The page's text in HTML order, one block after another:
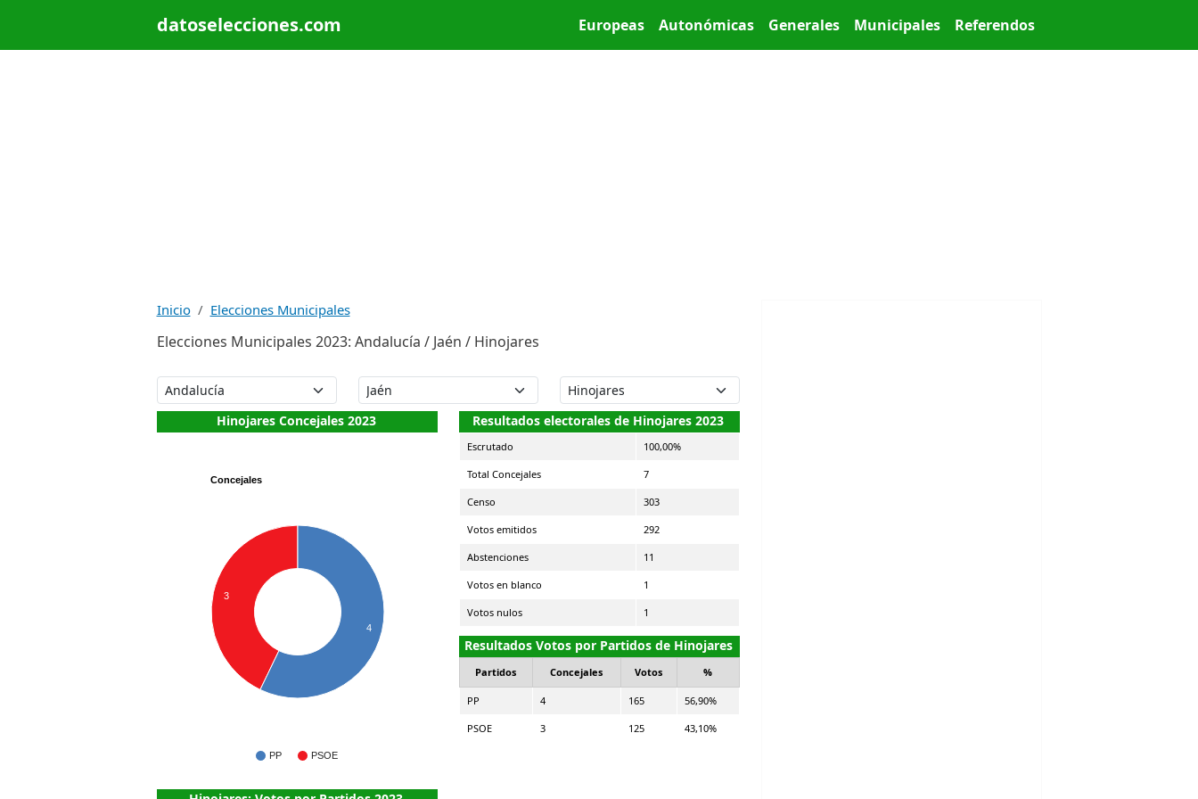
datoselecciones.com Main menu
Europeas Autonómicas Generales Municipales Referendos
Inicio Elecciones Municipales
Elecciones Municipales 2023: Andalucía / Jaén / Hinojares
Hinojares Concejales 2023
Concejales
PP PSOE
3
4
Resultados electorales de Hinojares 2023
Escrutado 100,00%
Total Concejales 7
Censo 303
Votos emitidos 292
Abstenciones 11
Votos en blanco 1
Votos nulos 1
Resultados Votos por Partidos de Hinojares
Partidos Concejales Votos %
PP 4 165 56,90%
PSOE 3 125 43,10%